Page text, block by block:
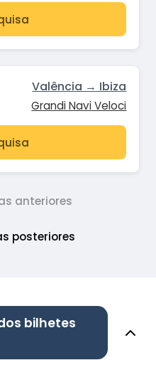
Valência → Ibiza
Grandi Navi Veloci
anteriores
posteriores
bilhetes